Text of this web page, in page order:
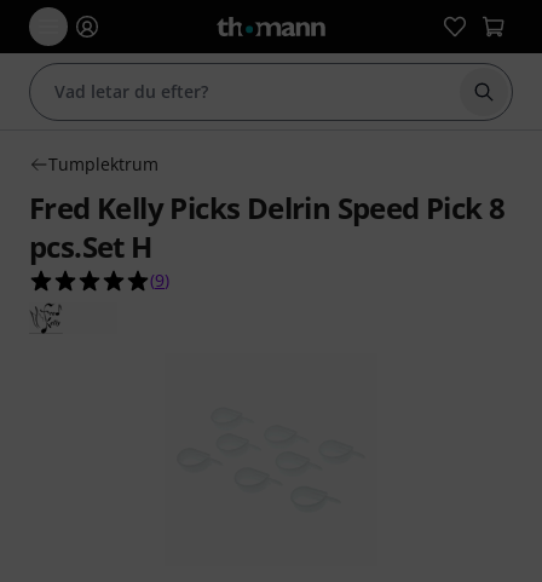
Börja
Tumplektrum
Fred Kelly Picks Delrin Speed Pick 8
pcs.Set H
5.0 av 5 stjärnor från 9 kundbetyg
(9)